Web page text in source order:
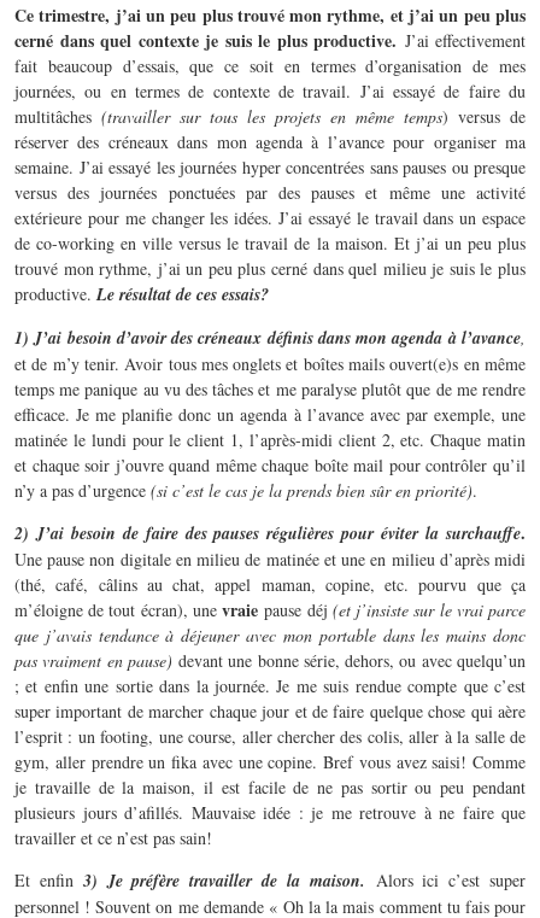
Ce trimestre, j’ai un peu plus trouvé mon rythme, et j’ai un peu plus
cerné dans quel contexte je suis le plus productive. J’ai effectivement
fait beaucoup d’essais, que ce soit en termes d’organisation de mes
journées, ou en termes de contexte de travail. J’ai essayé de faire du
multitâches (travailler sur tous les projets en même temps) versus de
réserver des créneaux dans mon agenda à l’avance pour organiser ma
semaine. J’ai essayé les journées hyper concentrées sans pauses ou presque
versus des journées ponctuées par des pauses et même une activité
extérieure pour me changer les idées. J’ai essayé le travail dans un espace
de co-working en ville versus le travail de la maison. Et j’ai un peu plus
trouvé mon rythme, j’ai un peu plus cerné dans quel milieu je suis le plus
productive. Le résultat de ces essais?
1) J’ai besoin d’avoir des créneaux définis dans mon agenda à l’avance
et de m’y tenir. Avoir tous mes onglets et boîtes mails ouvert(e)s en même
temps me panique au vu des tâches et me paralyse plutôt que de me rendre
efficace. Je me planifie donc un agenda à l’avance avec par exemple, une
matinée le lundi pour le client 1, l’après-midi client 2, etc. Chaque matin
et chaque soir j’ouvre quand même chaque boîte mail pour contrôler qu’il
n’y a pas d’urgence (si c’est le cas je la prends bien sûr en priorité).
2) J’ai besoin de faire des pauses régulières pour éviter la surchauffe.
Une pause non digitale en milieu de matinée et une en milieu d’après midi
(thé, café, câlins au chat, appel maman, copine, etc. pourvu que ça
m’éloigne de tout écran), unevraiepause déj (et j’insiste sur le vrai parce
que j’avais tendance à déjeuner avec mon portable dans les mains donc
pas vraiment en pause)devant une bonne série, dehors, ou avec quelqu’un
; et enfin une sortie dans la journée. Je me suis rendue compte que c’est
super important de marcher chaque jour et de faire quelque chose qui aère
l’esprit : un footing, une course, aller chercher des colis, aller à la salle de
gym, aller prendre un fika avec une copine. Bref vous avez saisi! Comme
je travaille de la maison, il est facile de ne pas sortir ou peu pendant
plusieurs jours d’afillés. Mauvaise idée : je me retrouve à ne faire que
travailler et ce n’est pas sain!
Et enfin 3) Je préfère travailler de la maison.
Alors ici c’est super
personnel ! Souvent on me demande « Oh la la mais comment tu fais pour